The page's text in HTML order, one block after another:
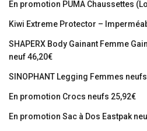
En promotion PUMA Chaussettes
Kiwi Extreme Protector –
SHAPERX Body Gainant Femme
neuf 46,20€
SINOPHANT Legging Femmes
En promotion Crocs neufs 25,92€
En promotion Sac à Dos Eastpak